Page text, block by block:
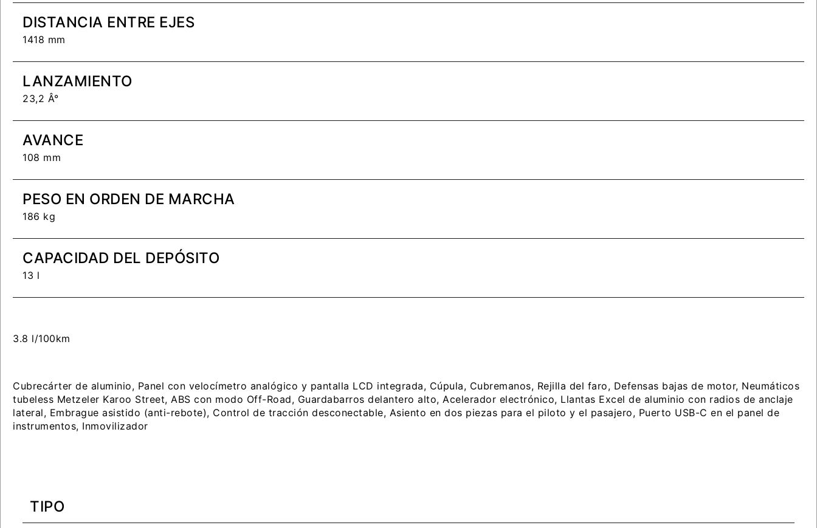
DISTANCIA ENTRE EJES
1418 mm
LANZAMIENTO
23,2 Â°
AVANCE
108 mm
PESO EN ORDEN DE MARCHA
186 kg
CAPACIDAD DEL DEPÓSITO
13 l
3.8 l/100km
Cubrecárter de aluminio, Panel con velocímetro analógico y pantalla LCD integrada, Cúpula, Cubremanos, Rejilla del faro, Defensas bajas de motor, Neumáticos
tubeless Metzeler Karoo Street, ABS con modo Off-Road, Guardabarros delantero alto, Acelerador electrónico, Llantas Excel de aluminio con radios de anclaje
lateral, Embrague asistido (anti-rebote), Control de tracción desconectable, Asiento en dos piezas para el piloto y el pasajero, Puerto USB-C en el panel de
instrumentos, Inmovilizador
TIPO